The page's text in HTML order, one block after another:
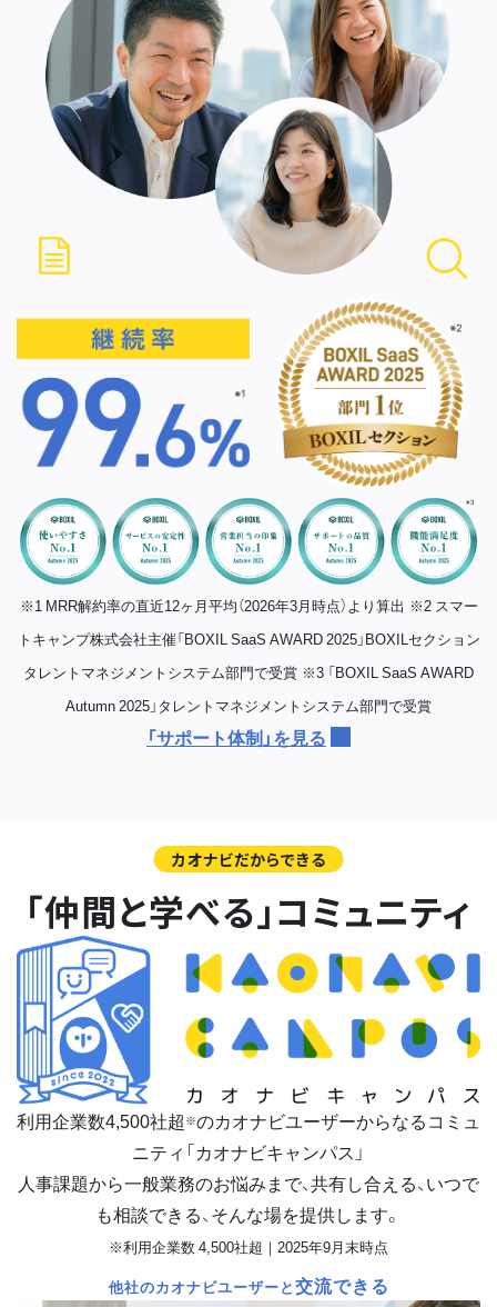
※1 MRR解約率の直近12ヶ月平均（2026年3月時点）より算出 ※2 スマー
トキャンプ株式会社主催「BOXIL SaaS AWARD 2025」BOXILセクション
タレントマネジメントシステム部門で受賞 ※3 「BOXIL SaaS AWARD
Autumn 2025」タレントマネジメントシステム部門で受賞
「サポート体制」を見る
カオナビだからできる
「仲間と学べる」コミュニティ
利用企業数4,500社超 ※のカオナビユーザーからなるコミュ
ニティ「カオナビキャンパス」
人事課題から一般業務のお悩みまで、共有し合える、いつで
も相談できる、そんな場を提供します。
※利用企業数 4,500社超｜2025年9月末時点
他社のカオナビユーザーと交流できる